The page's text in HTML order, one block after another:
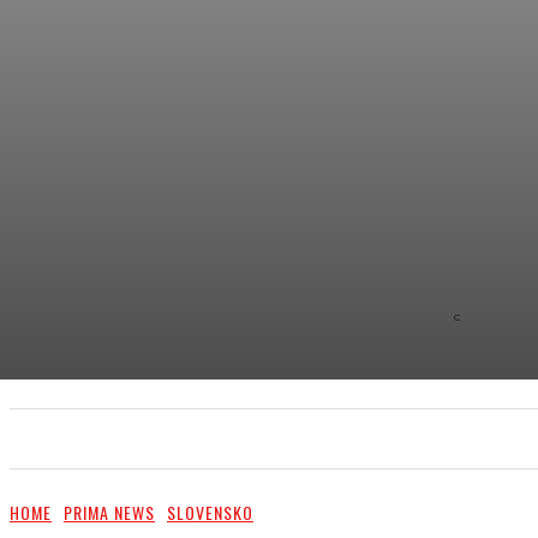
C
HOME PRIMA NEWS SLOVENSKO